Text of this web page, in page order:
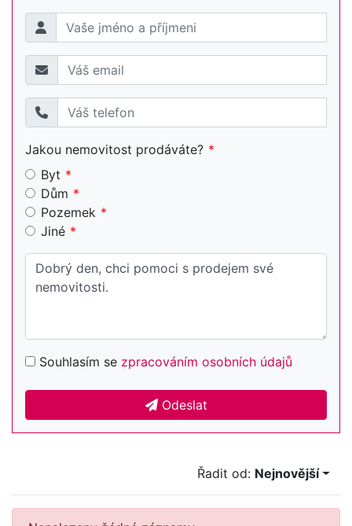
Jakou nemovitost prodáváte?
Byt
Dům
Pozemek
Jiné
Souhlasím se zpracováním osobních údajů
Odeslat
Řadit od: Nejnovější